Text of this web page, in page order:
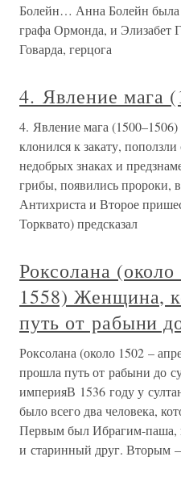
Болейн… Анна Болейн была
графа Ормонда, и Элизабет
Говарда, герцога
4. Явление мага
4. Явление мага
клонился к закату,
недобрых знаках и
грибы, появились пророки,
Антихриста и Второе
Торквато) предсказал
Роксолана
1558) Женщина,
путь от рабыни
Роксолана (около 1502 –
прошла путь от рабыни до
империяВ 1536 году у
было всего два человека,
Первым был Ибрагим-паша,
и старинный друг. Вторым